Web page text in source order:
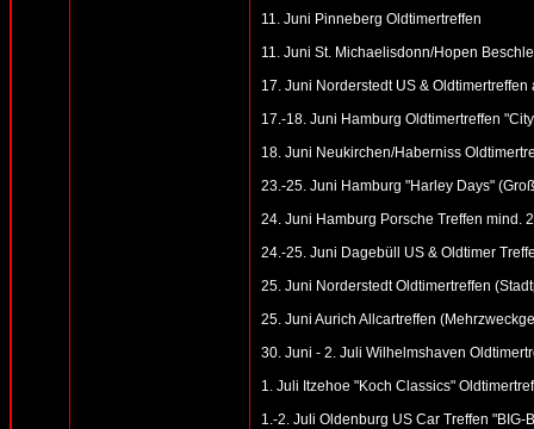
11. Juni Pinneberg Oldtimertreffen
11. Juni St. Michaelisdonn/Hopen
17. Juni Norderstedt US &
17.-18. Juni Hamburg Oldtimertreffen
18. Juni Neukirchen/Haberniss
23.-25. Juni Hamburg "Harley Days"
24. Juni Hamburg Porsche Treffen mind.
24.-25. Juni Dagebüll US & Oldtimer
25. Juni Norderstedt Oldtimertreffen
25. Juni Aurich Allcartreffen
30. Juni - 2. Juli Wilhelmshaven
1. Juli Itzehoe "Koch Classics"
1.-2. Juli Oldenburg US Car Treffen